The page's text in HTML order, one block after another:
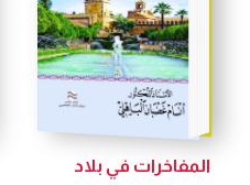
المفاخرات في بلاد